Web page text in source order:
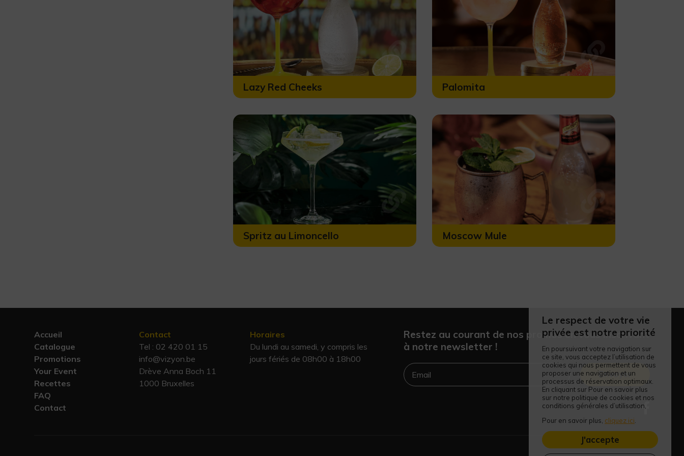
Lazy Red Cheeks Palomita
Spritz au Limoncello Moscow Mule
Accueil
Catalogue
Promotions
Your Event
Recettes
FAQ
Contact
Contact
Tel : 02 420 01 15
info@vizyon.be
Drève Anna Boch 11
1000 Bruxelles
Horaires
Du lundi au samedi, y compris les
jours fériés de 08h00 à 18h00
Restez au courant de nos promos en vous inscrivant
à notre newsletter !
Envoyer
Le respect de votre vie
privée est notre priorité
En poursuivant votre navigation sur
ce site, vous acceptez l’utilisation de
cookies qui nous permettent de vous
proposer une navigation et un
processus de réservation optimaux.
En cliquant sur Pour en savoir plus
sur notre politique de cookies et nos
conditions générales d’utilisation,
Pour en savoir plus, cliquez ici.
J'accepte